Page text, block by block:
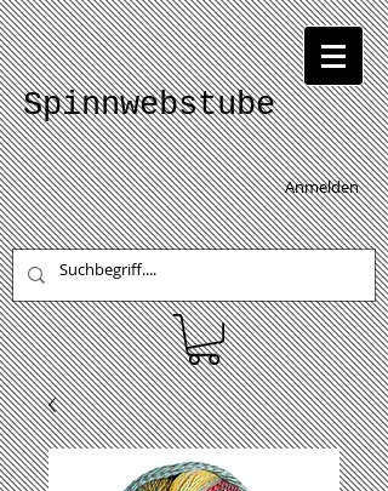
Spinnwebstube
Anmelden